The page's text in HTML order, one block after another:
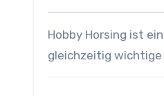
Hobby Horsing ist
gleichzeitig